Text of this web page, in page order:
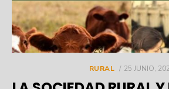
RURAL
POSTED
25 JUNIO,